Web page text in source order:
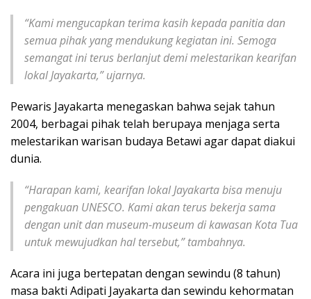
“Kami mengucapkan terima kasih kepada panitia dan
semua pihak yang mendukung kegiatan ini. Semoga
semangat ini terus berlanjut demi melestarikan kearifan
lokal Jayakarta,” ujarnya.
Pewaris Jayakarta menegaskan bahwa sejak tahun
2004, berbagai pihak telah berupaya menjaga serta
melestarikan warisan budaya Betawi agar dapat diakui
dunia.
“Harapan kami, kearifan lokal Jayakarta bisa menuju
pengakuan UNESCO. Kami akan terus bekerja sama
dengan unit dan museum-museum di kawasan Kota Tua
untuk mewujudkan hal tersebut,” tambahnya.
Acara ini juga bertepatan dengan sewindu (8 tahun)
masa bakti Adipati Jayakarta dan sewindu kehormatan